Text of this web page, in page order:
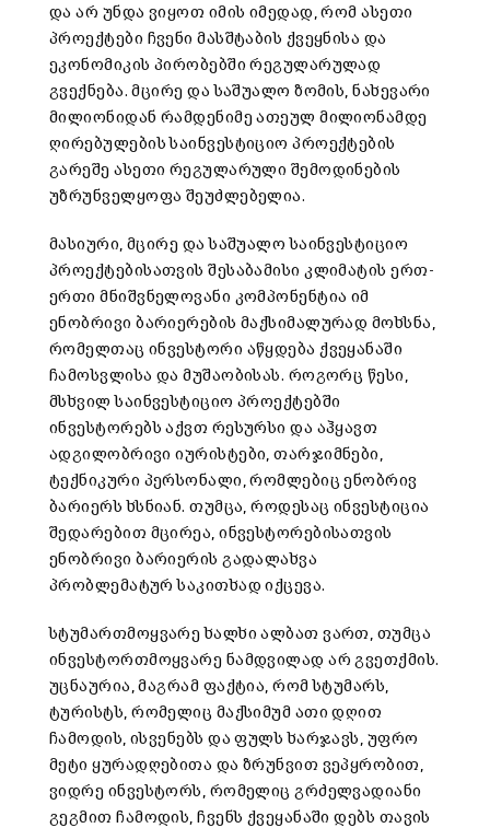
და არ უნდა ვიყოთ იმის იმედად, რომ ასეთი
პროექტები ჩვენი მასშტაბის ქვეყნისა და
ეკონომიკის პირობებში რეგულარულად
გვექნება. მცირე და საშუალო ზომის, ნახევარი
მილიონიდან რამდენიმე ათეულ მილიონამდე
ღირებულების საინვესტიციო პროექტების
გარეშე ასეთი რეგულარული შემოდინების
უზრუნველყოფა შეუძლებელია.
მასიური, მცირე და საშუალო საინვესტიციო
პროექტებისათვის შესაბამისი კლიმატის ერთ-
ერთი მნიშვნელოვანი კომპონენტია იმ
ენობრივი ბარიერების მაქსიმალურად მოხსნა,
რომელთაც ინვესტორი აწყდება ქვეყანაში
ჩამოსვლისა და მუშაობისას. როგორც წესი,
მსხვილ საინვესტიციო პროექტებში
ინვესტორებს აქვთ რესურსი და აჰყავთ
ადგილობრივი იურისტები, თარჯიმნები,
ტექნიკური პერსონალი, რომლებიც ენობრივ
ბარიერს ხსნიან. თუმცა, როდესაც ინვესტიცია
შედარებით მცირეა, ინვესტორებისათვის
ენობრივი ბარიერის გადალახვა
პრობლემატურ საკითხად იქცევა.
სტუმართმოყვარე ხალხი ალბათ ვართ, თუმცა
ინვესტორთმოყვარე ნამდვილად არ გვეთქმის.
უცნაურია, მაგრამ ფაქტია, რომ სტუმარს,
ტურისტს, რომელიც მაქსიმუმ ათი დღით
ჩამოდის, ისვენებს და ფულს ხარჯავს, უფრო
მეტი ყურადღებითა და ზრუნვით ვეპყრობით,
ვიდრე ინვესტორს, რომელიც გრძელვადიანი
გეგმით ჩამოდის, ჩვენს ქვეყანაში დებს თავის